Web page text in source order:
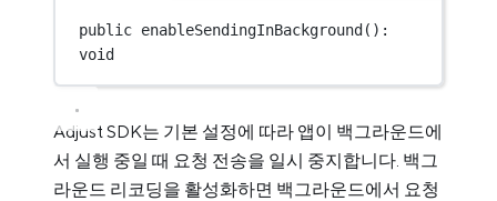
public enableSendingInBackground
void
Adjust SDK는 기본 설정에 따라 앱이 백그라운드에
서 실행 중일 때 요청 전송을 일시 중지합니다. 백그
라운드 리코딩을 활성화하면 백그라운드에서 요청